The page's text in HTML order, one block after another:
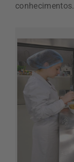
conhecimentos.